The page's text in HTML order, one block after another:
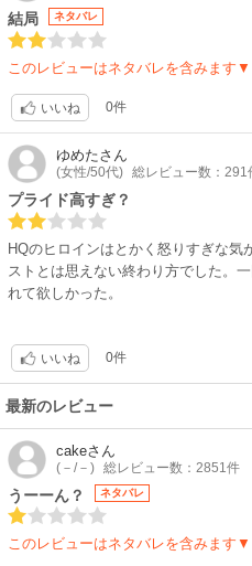
結局 ネタバレ
このレビューはネタバレを含みます▼
いいね 0件
ゆめたさん
(女性/50代) 総レビュー数：291
プライド高すぎ？
HQのヒロインはとかく怒りすぎな気
ストとは思えない終わり方でした。
れて欲しかった。
いいね 0件
最新のレビュー
cakeさん
(－/－) 総レビュー数：2851件
うーーん？ ネタバレ
このレビューはネタバレを含みます▼